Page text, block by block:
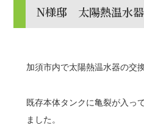
N様邸 太陽熱温水
加須市内で太陽熱温水器の交
既存本体タンクに亀裂が入っ
ました。